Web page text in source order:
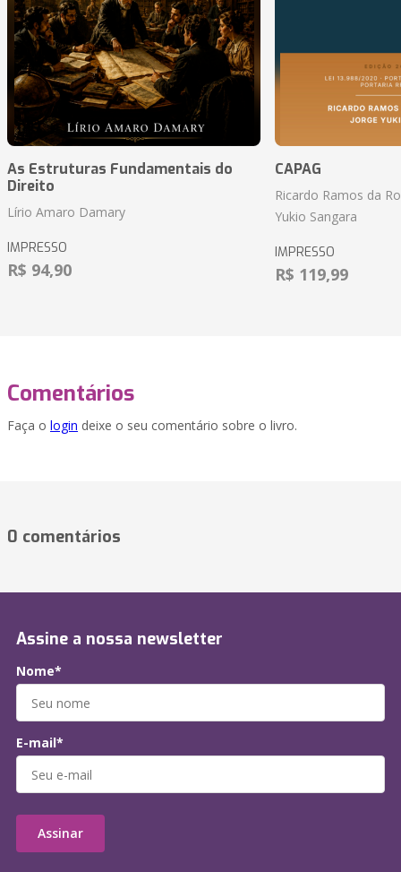
As Estruturas Fundamentais do
Direito
Lírio Amaro Damary
IMPRESSO
R$ 94,90
CAPAG
Ricardo Ramos da
Yukio Sangara
IMPRESSO
R$ 119,99
Comentários
Faça o login deixe o seu comentário sobre o livro.
0 comentários
Assine a nossa newsletter
Nome*
E-mail*
Assinar